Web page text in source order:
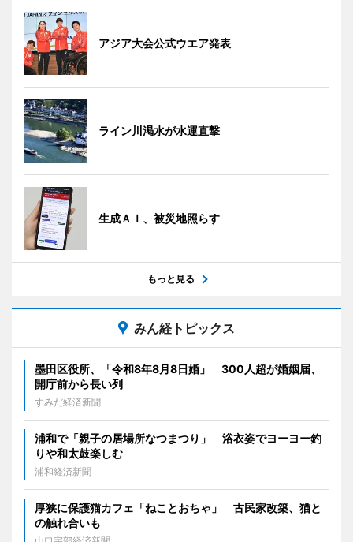
アジア大会公式ウエア発表
ライン川渇水が水運直撃
生成ＡＩ、被災地照らす
もっと見る
みん経トピックス
墨田区役所、「令和8年8月8日婚」 300人超が婚姻届、
開庁前から長い列
すみだ経済新聞
浦和で「親子の居場所なつまつり」 浴衣姿でヨーヨー釣
りや和太鼓楽しむ
浦和経済新聞
厚狭に保護猫カフェ「ねことおちゃ」 古民家改築、猫と
の触れ合いも